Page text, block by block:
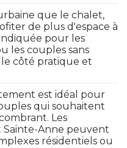
que le chalet,
de plus d'espace à
pour les
les couples sans
côté pratique et
est idéal pour
qui souhaitent
Les
Anne peuvent
résidentiels ou